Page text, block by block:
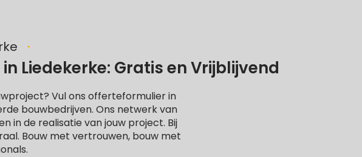
Liedekerke: Gratis en Vrijblijvend
Vul ons offerteformulier in
bouwbedrijven. Ons netwerk van
in de realisatie van jouw project. Bij
Bouw met vertrouwen, bouw met